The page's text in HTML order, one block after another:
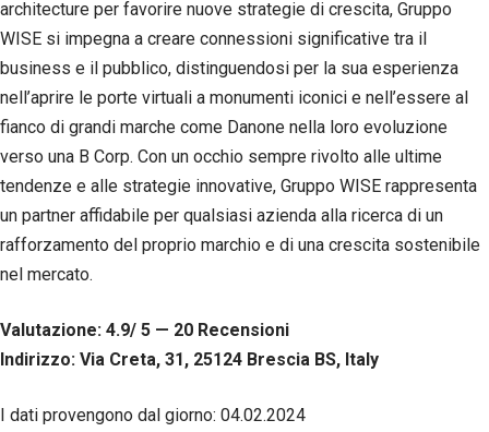
architecture per favorire nuove strategie di crescita, Gruppo
WISE si impegna a creare connessioni significative tra il
business e il pubblico, distinguendosi per la sua esperienza
nell’aprire le porte virtuali a monumenti iconici e nell’essere al
fianco di grandi marche come Danone nella loro evoluzione
verso una B Corp. Con un occhio sempre rivolto alle ultime
tendenze e alle strategie innovative, Gruppo WISE rappresenta
un partner affidabile per qualsiasi azienda alla ricerca di un
rafforzamento del proprio marchio e di una crescita sostenibile
nel mercato.
Valutazione: 4.9/ 5 — 20 Recensioni
Indirizzo: Via Creta, 31, 25124 Brescia BS, Italy
I dati provengono dal giorno: 04.02.2024